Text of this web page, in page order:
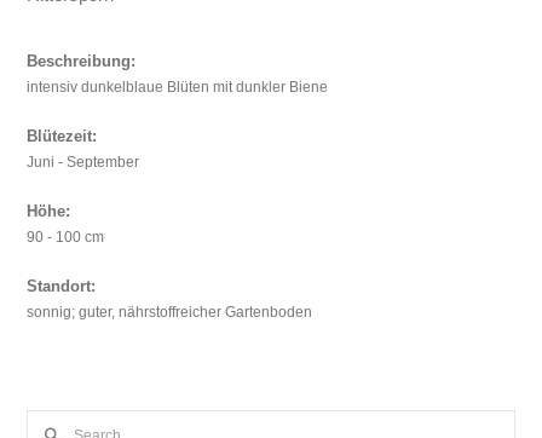
Beschreibung:
intensiv dunkelblaue Blüten mit dunkler Biene
Blütezeit:
Juni - September
Höhe:
90 - 100 cm
Standort:
sonnig; guter, nährstoffreicher Gartenboden